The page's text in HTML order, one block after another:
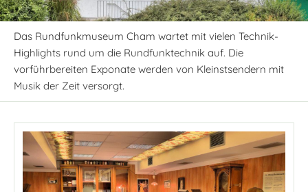
Das Rundfunkmuseum Cham wartet mit vielen Technik-
Highlights rund um die Rundfunktechnik auf. Die
vorführbereiten Exponate werden von Kleinstsendern mit
Musik der Zeit versorgt.